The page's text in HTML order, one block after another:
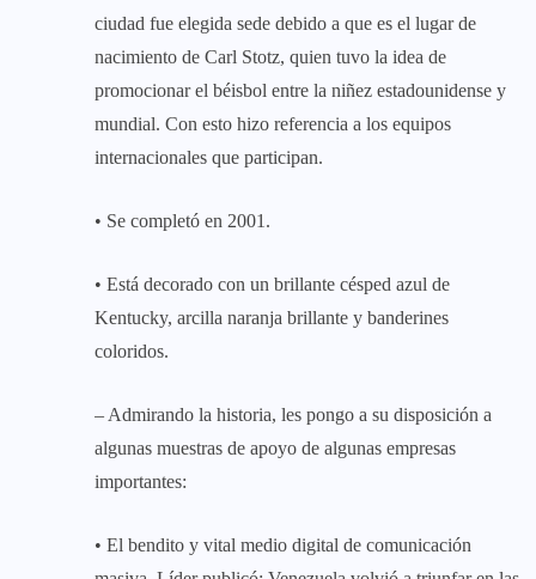
ciudad fue elegida sede debido a que es el lugar de
nacimiento de Carl Stotz, quien tuvo la idea de
promocionar el béisbol entre la niñez estadounidense y
mundial. Con esto hizo referencia a los equipos
internacionales que participan.
• Se completó en 2001.
• Está decorado con un brillante césped azul de
Kentucky, arcilla naranja brillante y banderines
coloridos.
– Admirando la historia, les pongo a su disposición a
algunas muestras de apoyo de algunas empresas
importantes:
• El bendito y vital medio digital de comunicación